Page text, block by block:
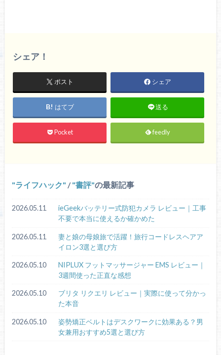
シェア！
ポスト シェア
はてブ 送る
Pocket feedly
ライフハック / 書評 の最新記事
2026.05.11
ieGeekバッテリー式防犯カメラ レビュー｜工事
不要で本当に使えるか確かめた
2026.05.11
妻と娘の母娘旅で活躍！旅行コードレスヘアア
イロン3選と選び方
2026.05.10
NIPLUX フットマッサージャー EMS レビュー｜
3週間使った正直な感想
2026.05.10
ブリタ リクエリ レビュー｜実際に使って分かっ
た本音
2026.05.10
姿勢矯正ベルトはデスクワークに効果ある？男
女兼用おすすめ5選と選び方